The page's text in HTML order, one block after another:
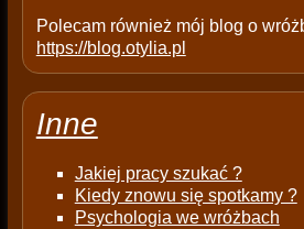
Polecam również mój blog o
https://blog.otylia.pl
Inne
Jakiej pracy szukać ?
Kiedy znowu się spotkamy ?
Psychologia we wróżbach